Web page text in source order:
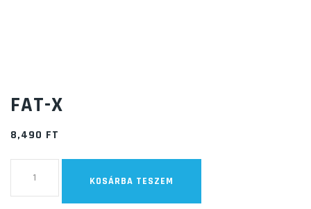
FAT-X
8,490 FT
KOSÁRBA TESZEM